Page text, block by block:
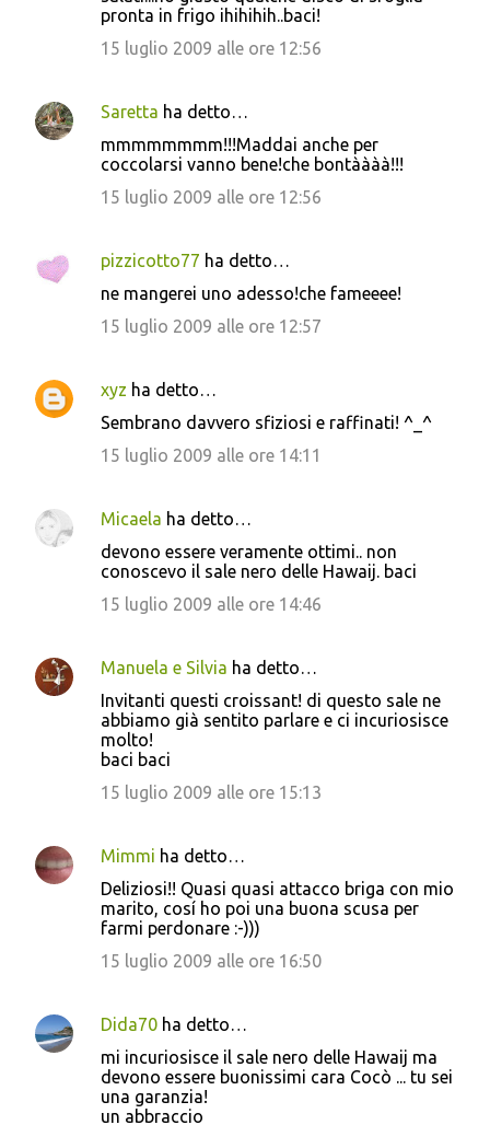
pronta in frigo ihihihih..baci!
15 luglio 2009 alle ore 12:56
Saretta ha detto…
mmmmmmmm!!!Maddai anche per
coccolarsi vanno bene!che bontàààà!!!
15 luglio 2009 alle ore 12:56
pizzicotto77 ha detto…
ne mangerei uno adesso!che fameeee!
15 luglio 2009 alle ore 12:57
xyz ha detto…
Sembrano davvero sfiziosi e raffinati! ^_^
15 luglio 2009 alle ore 14:11
Micaela ha detto…
devono essere veramente ottimi.. non
conoscevo il sale nero delle Hawaij. baci
15 luglio 2009 alle ore 14:46
Manuela e Silvia ha detto…
Invitanti questi croissant! di questo sale ne
abbiamo già sentito parlare e ci incuriosisce
molto!
baci baci
15 luglio 2009 alle ore 15:13
Mimmi ha detto…
Deliziosi!! Quasi quasi attacco briga con mio
marito, cosí ho poi una buona scusa per
farmi perdonare :-)))
15 luglio 2009 alle ore 16:50
Dida70 ha detto…
mi incuriosisce il sale nero delle Hawaij ma
devono essere buonissimi cara Cocò ... tu sei
una garanzia!
un abbraccio